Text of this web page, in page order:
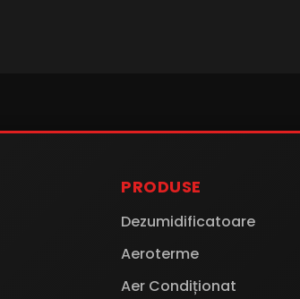
PRODUSE
Dezumidificatoare
Aeroterme
Aer Condiționat